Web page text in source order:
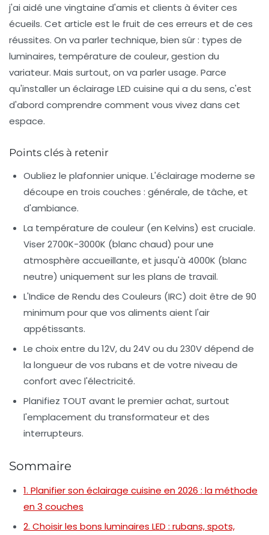
j'ai aidé une vingtaine d'amis et clients à éviter ces
écueils. Cet article est le fruit de ces erreurs et de ces
réussites. On va parler technique, bien sûr : types de
luminaires, température de couleur, gestion du
variateur. Mais surtout, on va parler usage. Parce
qu'installer un éclairage LED cuisine qui a du sens, c'est
d'abord comprendre comment vous vivez dans cet
espace.
Points clés à retenir
Oubliez le plafonnier unique. L'éclairage moderne se
découpe en trois couches : générale, de tâche, et
d'ambiance.
La température de couleur (en Kelvins) est cruciale.
Viser 2700K-3000K (blanc chaud) pour une
atmosphère accueillante, et jusqu'à 4000K (blanc
neutre) uniquement sur les plans de travail.
L'Indice de Rendu des Couleurs (IRC) doit être de 90
minimum pour que vos aliments aient l'air
appétissants.
Le choix entre du 12V, du 24V ou du 230V dépend de
la longueur de vos rubans et de votre niveau de
confort avec l'électricité.
Planifiez TOUT avant le premier achat, surtout
l'emplacement du transformateur et des
interrupteurs.
Sommaire
1. Planifier son éclairage cuisine en 2026 : la méthode
en 3 couches
2. Choisir les bons luminaires LED : rubans, spots,